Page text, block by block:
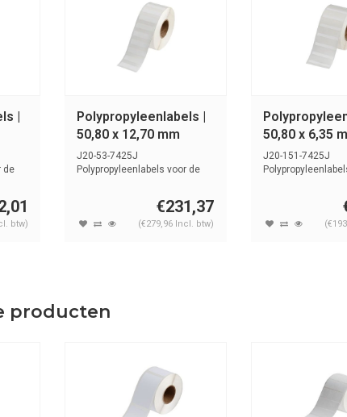
|
de
btw)
Polypropyleenlabels |
50,80 x 12,70 mm
J20-53-7425J
Polypropyleenlabels voor de
€231,37
(€279,96 Incl. btw)
50,80 x 6,35
J20-151-7425J
producten